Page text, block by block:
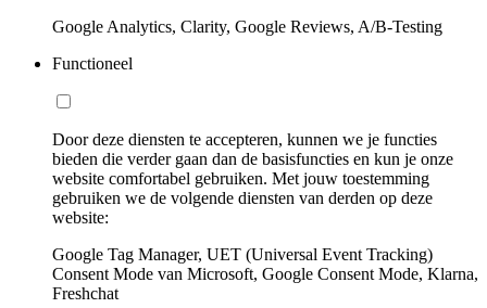
Google Analytics, Clarity, Google Reviews, A/B-Testing
Functioneel
Door deze diensten te accepteren, kunnen we je functies
bieden die verder gaan dan de basisfuncties en kun je onze
website comfortabel gebruiken. Met jouw toestemming
gebruiken we de volgende diensten van derden op deze
website:
Google Tag Manager, UET (Universal Event Tracking)
Consent Mode van Microsoft, Google Consent Mode, Klarna,
Freshchat